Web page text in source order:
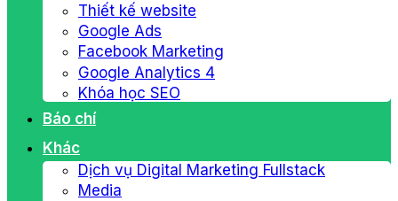
Thiết kế website
Google Ads
Facebook Marketing
Google Analytics 4
Khóa học SEO
Báo chí
Khác
Dịch vụ Digital Marketing Fullstack
Media